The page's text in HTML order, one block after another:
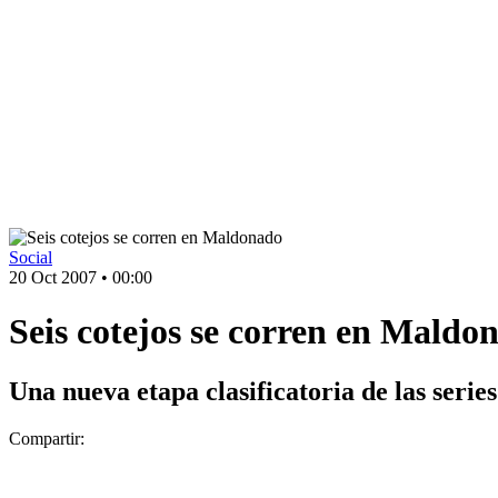
Social
20 Oct 2007 • 00:00
Seis cotejos se corren en
Una nueva etapa clasificatoria de las
Compartir: